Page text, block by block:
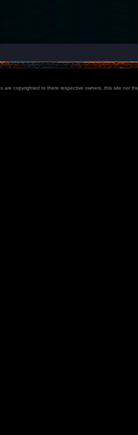
are copyrighted to there respective owners, this site nor